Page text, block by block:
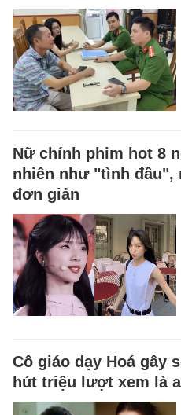
Nữ chính phim hot 8
nhiên như "tình đầu",
đơn giản
Cô giáo dạy Hoá gây
hút triệu lượt xem là